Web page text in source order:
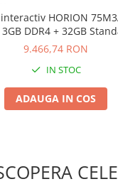
HORION
DDR4 + 32GB
8.0, MSD6A848, ARM
9.466,74 RON
IN STOC
ADAUGA IN COS